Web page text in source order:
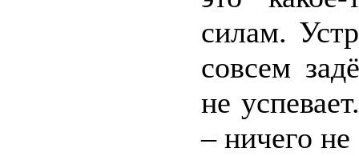
силам.
совсем
не
– ничего не